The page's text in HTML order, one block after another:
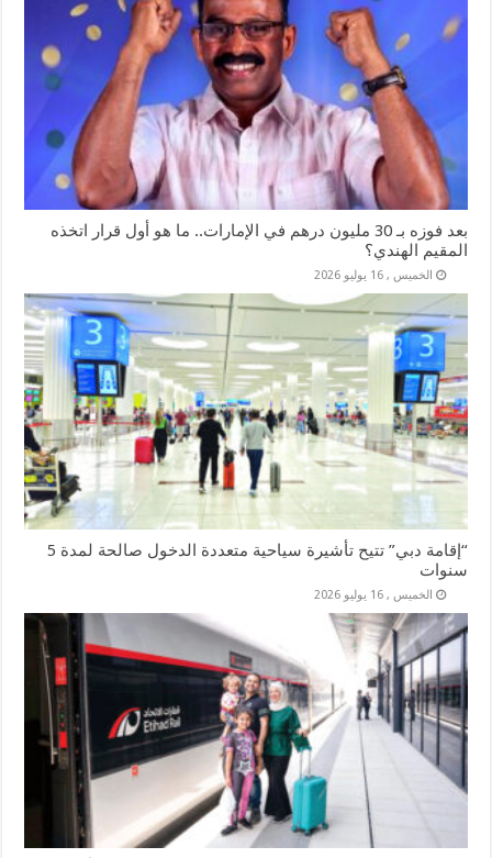
بعد فوزه بـ 30 مليون درهم في الإمارات.. ما هو أول قرار اتخذه
المقيم الهندي؟
الخميس , 16 يوليو 2026
“إقامة دبي” تتيح تأشيرة سياحية متعددة الدخول صالحة لمدة 5
سنوات
الخميس , 16 يوليو 2026